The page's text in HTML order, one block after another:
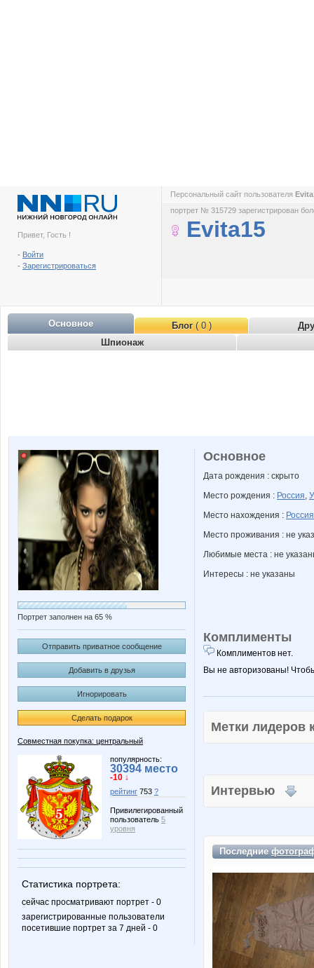
Привет, Гость !
- Войти
- Зарегистрироваться
Персональный сайт пользователя
портрет № 315729 зарегистрирован
Evita15
Основное Блог( 0 )
Шпионаж
Портрет заполнен на 65 %
Отправить приватное сообщение
Добавить в друзья
Игнорировать
Сделать подарок
Совместная покупка: центральный
популярность:
30394 место
-10 ↓
рейтинг 753 ?
Привилегированный
пользователь 5
уровня
Статистика портрета:
сейчас просматривают портрет - 0
зарегистрированные пользователи
посетившие портрет за 7 дней - 0
Основное
Дата рождения : скрыто
Место рождения : Россия,
Место нахождения : Россия
Место проживания : не
Любимые места : не
Интересы : не указаны
Комплименты
Комплиментов нет.
Вы не авторизованы!
Метки
Интервью
Последние